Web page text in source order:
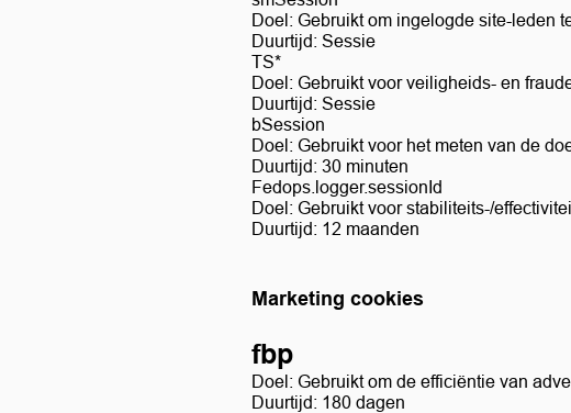
Doel: Gebruikt om ingelogde site-leden
Duurtijd: Sessie
TS*
Doel: Gebruikt voor veiligheids- en
Duurtijd: Sessie
bSession
Doel: Gebruikt voor het meten van de
Duurtijd: 30 minuten
Fedops.logger.sessionId
Doel: Gebruikt voor stabiliteits-/
Duurtijd: 12 maanden
Marketing cookies
fbp
Doel: Gebruikt om de efficiëntie van
Duurtijd: 180 dagen